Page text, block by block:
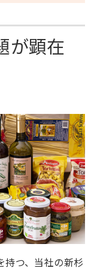
が顕在
持つ、当社の新杉